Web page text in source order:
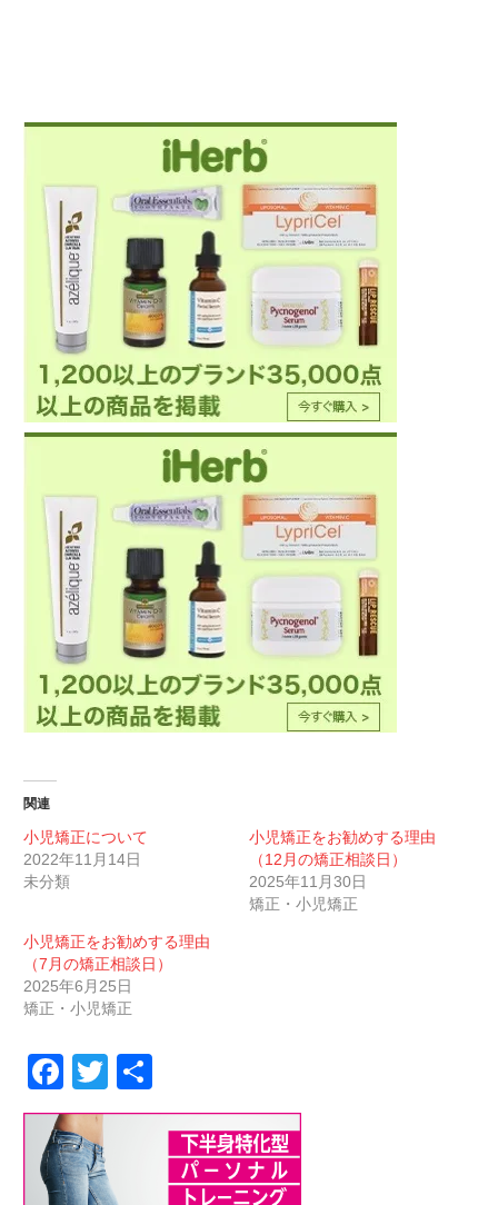
関連
小児矯正について
2022年11月14日
未分類
小児矯正をお勧めする理由
（12月の矯正相談日）
2025年11月30日
矯正・小児矯正
小児矯正をお勧めする理由
（7月の矯正相談日）
2025年6月25日
矯正・小児矯正
Facebook
Twitter
有